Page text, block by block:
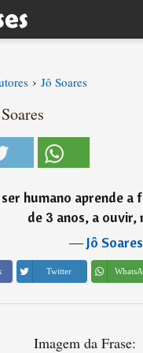
› Jô Soares
humano aprende a
de 3 anos, a ouvir,
―Jô Soares
Twitter
Imagem da Frase: